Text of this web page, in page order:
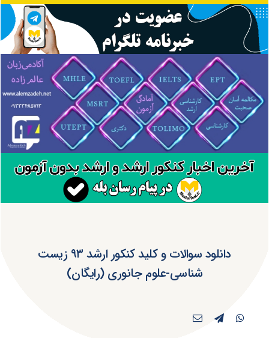
دانلود سوالات و کلید کنکور ارشد ۹۳ زیست
شناسی-علوم جانوری (رایگان)